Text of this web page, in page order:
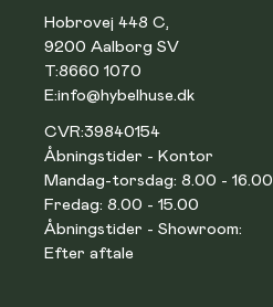
Hobrovej 448 C,
9200 Aalborg SV
T:8660 1070
E:info@hybelhuse.dk
CVR:39840154
Åbningstider - Kontor
Mandag-torsdag: 8.00 - 16.00
Fredag: 8.00 - 15.00
Åbningstider - Showroom:
Efter aftale